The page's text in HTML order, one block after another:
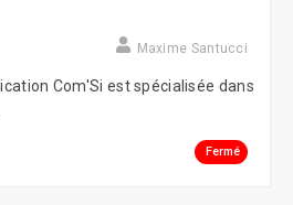
Maxime Santucci
Com'Si est spécialisée dans
Fermé